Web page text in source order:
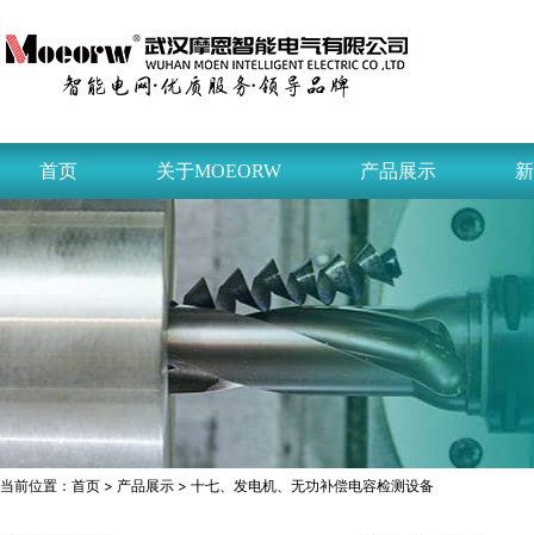
首页 关于MOEORW 产品展示
当前位置： 首页 > 产品展示 > 十七、发电机、无功补偿电容检测设备